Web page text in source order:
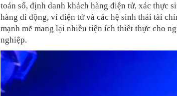
toán số, định danh khách hàng điện tử, xác thực
hàng di động, ví điện tử và các hệ sinh thái tài
mạnh mẽ mang lại nhiều tiện ích thiết thực cho
nghiệp.